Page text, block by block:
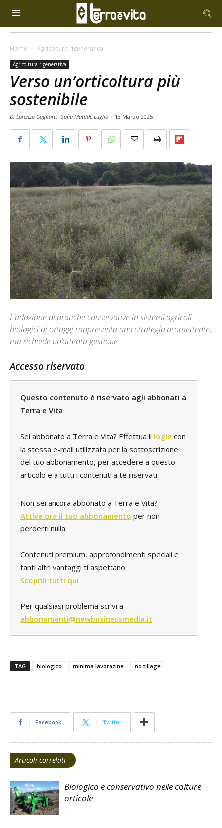
Home Agricoltura rigenerativa
Agricoltura rigenerativa
Verso un’orticoltura più
sostenibile
Di Lorenzo Gagliardi, Sofia Matilde Luglio - 13 Marzo 2025
L’adozione di pratiche conservative in sistemi agricoli
biologici di ortaggi rappresenta una strategia promettente,
ma richiede un’attenta gestione
Accesso riservato
Questo contenuto è riservato agli abbonati a
Terra e Vita
Sei abbonato a Terra e Vita? Effettua il login con
la stessa e-mail utilizzata per la sottoscrizione
del tuo abbonamento, per accedere a questo
articolo e a tutti i contenuti a te riservati.
Non sei ancora abbonato a Terra e Vita?
Attiva ora il tuo abbonamento per non
perderti nulla.
Contenuti premium, approfondimenti speciali e
tanti altri vantaggi ti aspettano.
Scoprili tutti qui
Per qualsiasi problema scrivi a
abbonamenti@newbusinessmedia.it
TAG biologico minima lavorazine no tillage
Facebook Twitter
Articoli correlati
Biologico e conservativo nelle colture
orticole